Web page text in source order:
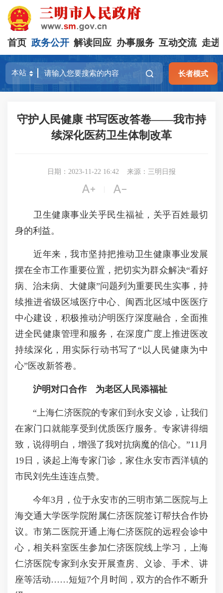
首页 政务公开 解读回应 办事服务 互动交流 走进
长者模式
守护人民健康 书写医改答卷——我市持
续深化医药卫生体制改革
日期：2023-11-22 16:42 来源：三明日报
 
卫生健康事业关乎民生福祉，关乎百姓最切
身的利益。
近年来，我市坚持把推动卫生健康事业发展
摆在全市工作重要位置，把切实为群众解决“看好
病、治未病、大健康”问题列为重要民生实事，持
续推进省级区域医疗中心、闽西北区域中医医疗
中心建设，积极推动沪明医疗深度融合，全面推
进全民健康管理和服务，在深度广度上推进医改
持续深化，用实际行动书写了“以人民健康为中
心”医改新答卷。
沪明对口合作 为老区人民添福祉
“上海仁济医院的专家们到永安义诊，让我们
在家门口就能享受到优质医疗服务。专家讲得细
致，说得明白，增强了我对抗病魔的信心。”11月
19日，谈起上海专家门诊，家住永安市西洋镇的
市民刘先生连连点赞。
今年3月，位于永安市的三明市第二医院与上
海交通大学医学院附属仁济医院签订帮扶合作协
议。市第二医院开通上海仁济医院的远程会诊中
心，相关科室医生参加仁济医院线上学习，上海
仁济医院专家到永安开展查房、义诊、手术、讲
座等活动……短短7个月时间，双方的合作不断升